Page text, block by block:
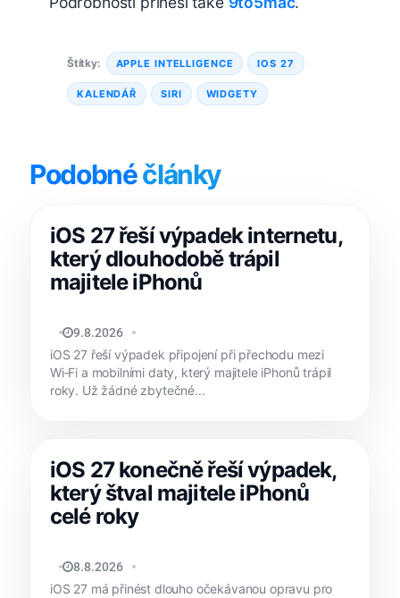
Štítky: APPLE INTELLIGENCE IOS 27
KALENDÁŘ SIRI WIDGETY
Podobnéčlánky
iOS 27 řeší výpadek internetu,
který dlouhodobě trápil
majitele iPhonů
MATYÁŠ KOZÁK
9.8.2026
iOS 27 řeší výpadek připojení při přechodu mezi
Wi‑Fi a mobilními daty, který majitele iPhonů trápil
roky. Už žádné zbytečné...
iOS 27 konečně řeší výpadek,
který štval majitele iPhonů
celé roky
JAN HOLEŠ
8.8.2026
iOS 27 má přinést dlouho očekávanou opravu pro